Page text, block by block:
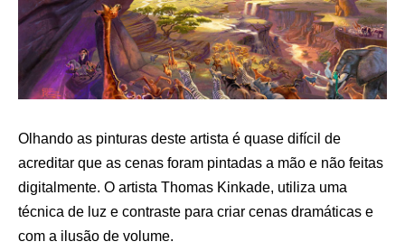
Olhando as pinturas deste artista é quase difícil de
acreditar que as cenas foram pintadas a mão e não feitas
digitalmente. O artista Thomas Kinkade, utiliza uma
técnica de luz e contraste para criar cenas dramáticas e
com a ilusão de volume.